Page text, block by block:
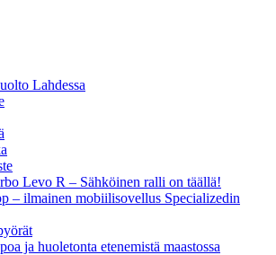
Lahdessa
Levo R – Sähköinen ralli on täällä!
– ilmainen mobiilisovellus Specializedin
ja huoletonta etenemistä maastossa